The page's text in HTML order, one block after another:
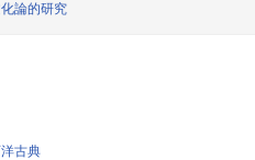
論的研究
古典